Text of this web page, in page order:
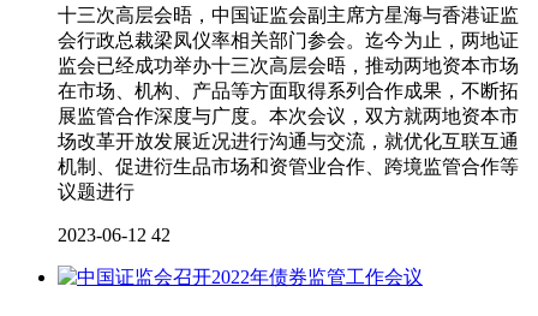
十三次高层会晤，中国证监会副主席方星海与香港证监
会行政总裁梁凤仪率相关部门参会。迄今为止，两地证
监会已经成功举办十三次高层会晤，推动两地资本市场
在市场、机构、产品等方面取得系列合作成果，不断拓
展监管合作深度与广度。本次会议，双方就两地资本市
场改革开放发展近况进行沟通与交流，就优化互联互通
机制、促进衍生品市场和资管业合作、跨境监管合作等
议题进行
2023-06-12 42